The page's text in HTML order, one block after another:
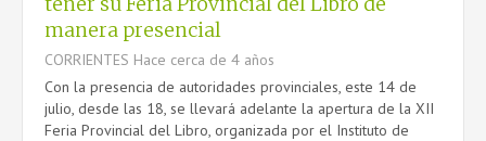
CONTACTO
manera presencial
CORRIENTES Hace cerca de 4 años
Con la presencia de autoridades provinciales, este 14 de
julio, desde las 18, se llevará adelante la apertura de la XII
Feria Provincial del Libro, organizada por el Instituto de